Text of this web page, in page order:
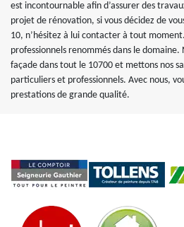
est incontournable afin d’assurer des
projet de rénovation, si vous décidez de
10, n’hésitez à lui contacter à tout
professionnels renommés dans le domaine.
façade dans tout le 10700 et mettons nos
particuliers et professionnels. Avec nous,
prestations de grande qualité.